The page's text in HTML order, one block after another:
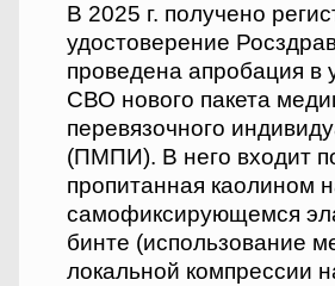
В 2025 г. получено
удостоверение
проведена апробация в
СВО нового пакета
перевязочного
(ПМПИ). В него входит
пропитанная каолином
самофиксирующемся
бинте (использование
локальной компрессии